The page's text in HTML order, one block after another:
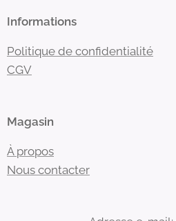
Informations
Politique de confidentialité
CGV
Magasin
À propos
Nous contacter